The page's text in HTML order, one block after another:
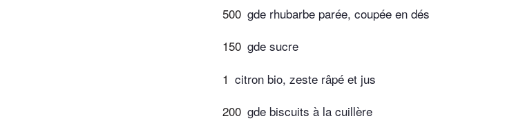
500 gde rhubarbe parée, coupée en dés
150 gde sucre
1 citron bio, zeste râpé et jus
200 gde biscuits à la cuillère